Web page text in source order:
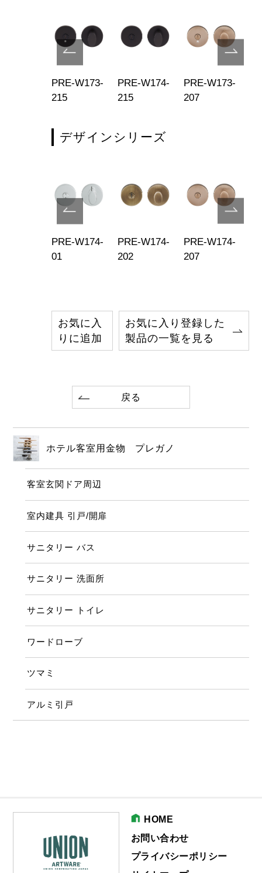
PRE-W173-
215
PRE-W174-
215
PRE-W173-
207
デザインシリーズ
PRE-W174-
01
PRE-W174-
202
PRE-W174-
207
お気に入
りに追加
お気に入り登録した
製品の一覧を見る
戻る
ホテル客室用金物 プレガノ
客室玄関ドア周辺
室内建具 引戸/開扉
サニタリー バス
サニタリー 洗面所
サニタリー トイレ
ワードローブ
ツマミ
アルミ引戸
HOME
お問い合わせ
プライバシーポリシー